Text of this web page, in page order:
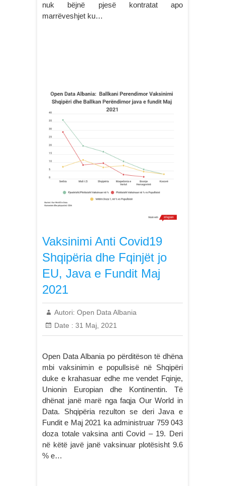
nuk bëjnë pjesë kontratat apo
marrëveshjet ku…
Vaksinimi Anti Covid19
Shqipëria dhe Fqinjët jo
EU, Java e Fundit Maj
2021
Autori: Open Data Albania
Date : 31 Maj, 2021
Open Data Albania po përditëson të dhëna
mbi vaksinimin e popullsisë në Shqipëri
duke e krahasuar edhe me vendet Fqinje,
Unionin Europian dhe Kontinentin. Të
dhënat janë marë nga faqja Our World in
Data. Shqipëria rezulton se deri Java e
Fundit e Maj 2021 ka administruar 759 043
doza totale vaksina anti Covid – 19. Deri
në këtë javë janë vaksinuar plotësisht 9.6
% e…